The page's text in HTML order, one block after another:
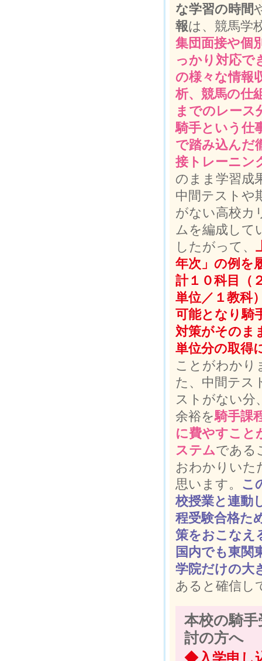
な学習の時間
報は、競馬学
集団面接や個
っかり対応で
の様々な情報
析、競馬の仕
までのレース
騎手という仕
で踏み込んだ
接トレーニン
のまま学習成
中間テストや
がない高校カ
ムを編成して
したがって、
年次」の例を
計１０科目（
単位／１教科
可能となり騎
対策がそのま
単位分の取得
ことがわかり
た、中間テス
ストがない分
余裕を騎手課
に費やすこと
ステムである
おわかりいた
思います。 こ
校授業と連動
程受験合格た
策をおこなえ
国内でも東関
学院だけの大
あると確信し
本校の騎
討の方へ